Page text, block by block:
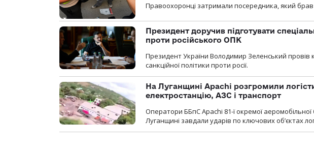
Правоохоронці затримали посередника, який
Президент доручив підготувати
проти російського ОПК
Президент України Володимир Зеленський
санкційної політики проти росії.
На Луганщині Apachi розгромили
електростанцію, АЗС і транспорт
Оператори ББпС Apachi 81-ї окремої
Луганщині завдали ударів по ключових об’єктах